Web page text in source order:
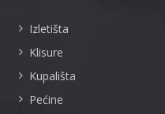
Izletišta
Klisure
Kupališta
Pećine